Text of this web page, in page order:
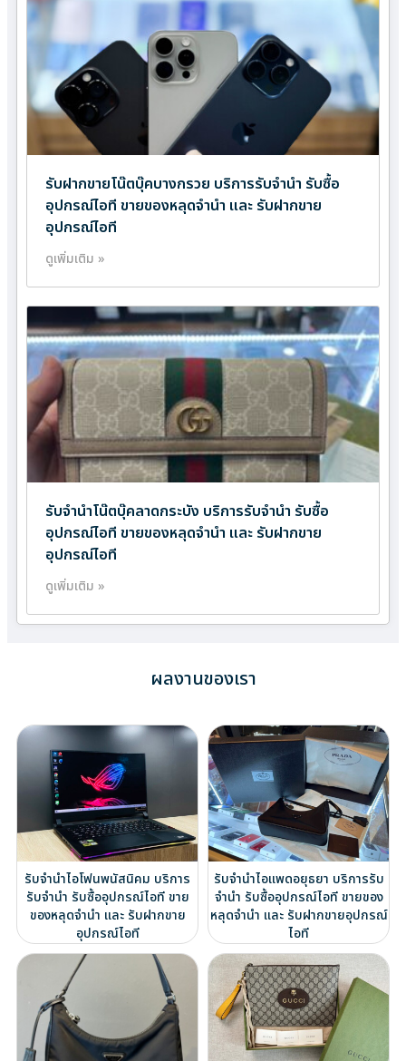
รับฝากขายโน๊ตบุ๊คบางกรวย บริการรับจำนำ รับซื้อ
อุปกรณ์ไอที ขายของหลุดจำนำ และ รับฝากขาย
อุปกรณ์ไอที
ดูเพิ่มเติม »
รับจำนำโน๊ตบุ๊คลาดกระบัง บริการรับจำนำ รับซื้อ
อุปกรณ์ไอที ขายของหลุดจำนำ และ รับฝากขาย
อุปกรณ์ไอที
ดูเพิ่มเติม »
ผลงานของเรา
รับจำนำไอโฟนพนัสนิคม บริการ
รับจำนำ รับซื้ออุปกรณ์ไอที ขาย
ของหลุดจำนำ และ รับฝากขาย
อุปกรณ์ไอที
รับจำนำไอแพดอยุธยา บริการรับ
จำนำ รับซื้ออุปกรณ์ไอที ขายของ
หลุดจำนำ และ รับฝากขายอุปกรณ์
ไอที